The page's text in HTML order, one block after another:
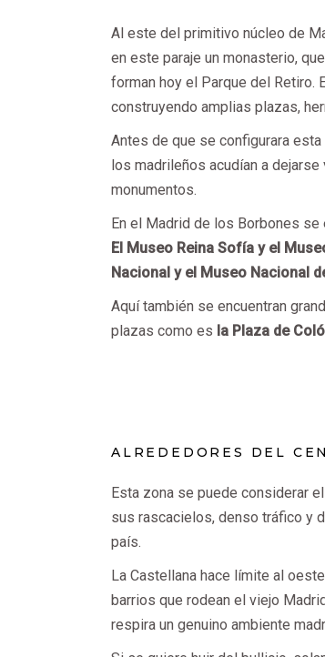
Al este del primitivo núcleo de
en este paraje un monasterio,
forman hoy el Parque del Retiro.
construyendo amplias plazas,
Antes de que se configurara
los madrileños acudían a
monumentos.
En el Madrid de los Borbones
El Museo Reina Sofía y el
Nacional y el Museo Nacional
Aquí también se encuentran
plazas como es la Plaza de
ALREDEDORES DEL
Esta zona se puede considerar
sus rascacielos, denso tráfico y
país.
La Castellana hace límite al
barrios que rodean el viejo
respira un genuino ambiente